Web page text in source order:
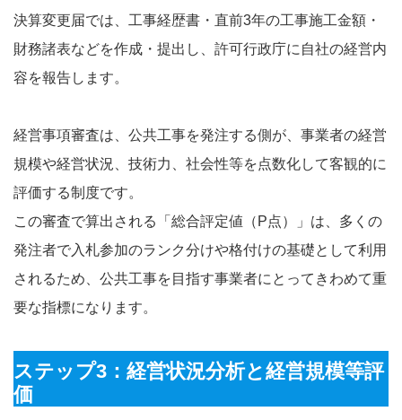
決算変更届では、工事経歴書・直前3年の工事施工金額・
財務諸表などを作成・提出し、許可行政庁に自社の経営内
容を報告します。
経営事項審査は、公共工事を発注する側が、事業者の経営
規模や経営状況、技術力、社会性等を点数化して客観的に
評価する制度です。
この審査で算出される「総合評定値（P点）」は、多くの
発注者で入札参加のランク分けや格付けの基礎として利用
されるため、公共工事を目指す事業者にとってきわめて重
要な指標になります。
ステップ3：経営状況分析と経営規模等評
価